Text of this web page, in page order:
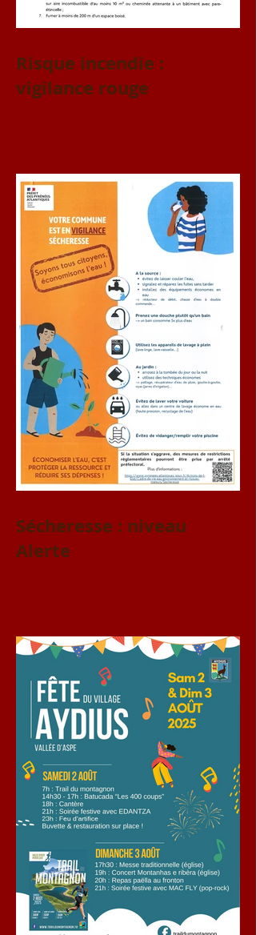
Risque incendie :
vigilance rouge
Sécheresse : niveau
Alerte